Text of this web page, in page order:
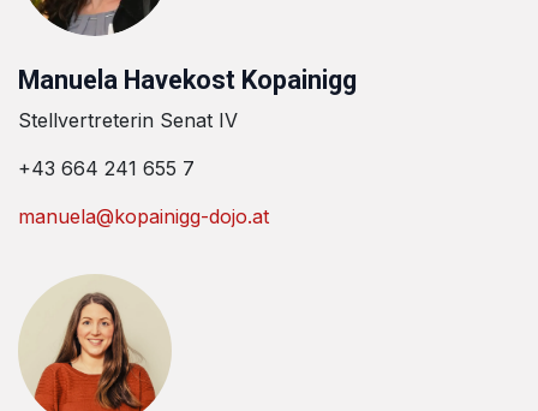
Manuela Havekost Kopainigg
Stellvertreterin Senat IV
+43 664 241 655 7
manuela@kopainigg-dojo.at